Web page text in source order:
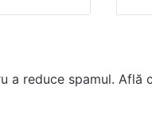
a reduce spamul. Află